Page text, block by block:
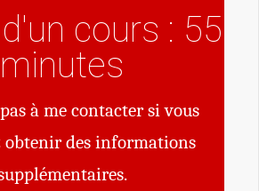
cours : 55
minutes
à me contacter si vous
obtenir des informations